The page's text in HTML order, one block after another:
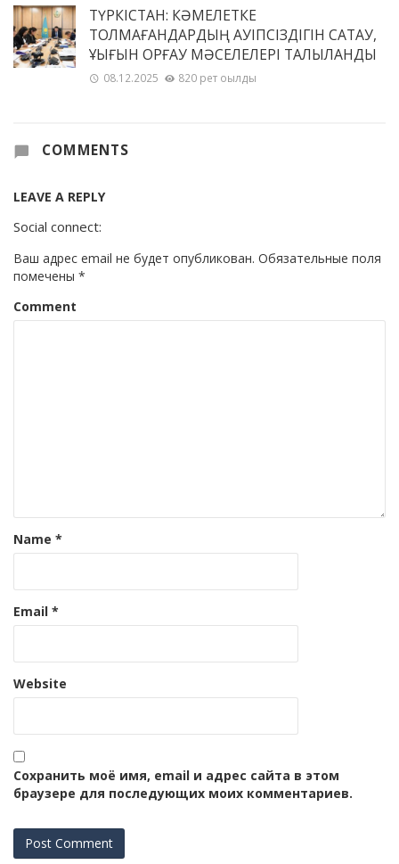
ТҮРКІСТАН: КӘМЕЛЕТКЕ
ТОЛМАҒАНДАРДЫҢ ҚАУІПСІЗДІГІН САҚТАУ,
ҚҰҚЫҒЫН ҚОРҒАУ МӘСЕЛЕЛЕРІ ТАЛҚЫЛАНДЫ
08.12.2025 820 рет оқылды
COMMENTS
LEAVE A REPLY
Social connect:
Ваш адрес email не будет опубликован. Обязательные поля
помечены *
Comment
Name *
Email *
Website
Сохранить моё имя, email и адрес сайта в этом
браузере для последующих моих комментариев.